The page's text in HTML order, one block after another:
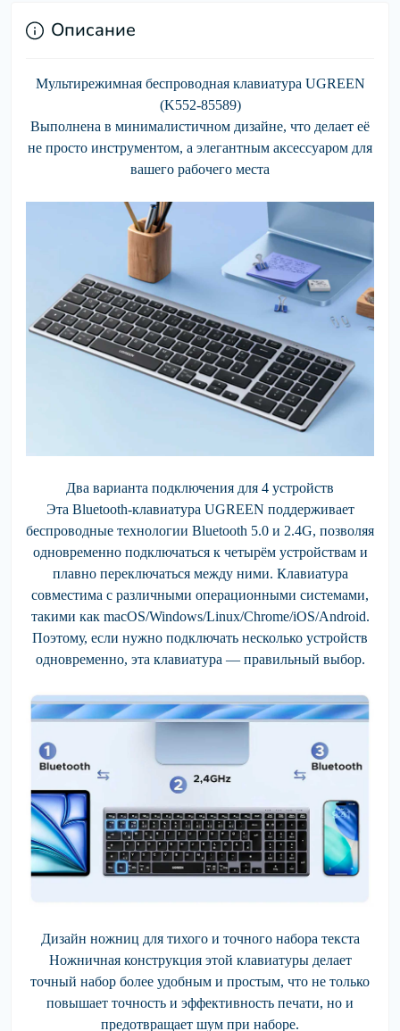
Описание
Мультирежимная беспроводная клавиатура UGREEN
(K552-85589)
Выполнена в минималистичном дизайне, что делает её
не просто инструментом, а элегантным аксессуаром для
вашего рабочего места
Два варианта подключения для 4 устройств
Эта Bluetooth-клавиатура UGREEN поддерживает
беспроводные технологии Bluetooth 5.0 и 2.4G, позволяя
одновременно подключаться к четырём устройствам и
плавно переключаться между ними. Клавиатура
совместима с различными операционными системами,
такими как macOS/Windows/Linux/Chrome/iOS/Android.
Поэтому, если нужно подключать несколько устройств
одновременно, эта клавиатура — правильный выбор.
Дизайн ножниц для тихого и точного набора текста
Ножничная конструкция этой клавиатуры делает
точный набор более удобным и простым, что не только
повышает точность и эффективность печати, но и
предотвращает шум при наборе.